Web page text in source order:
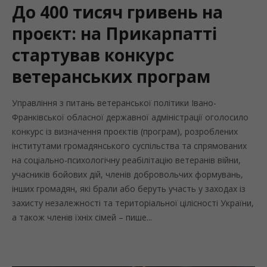
До 400 тисяч гривень на
проєкт: на Прикарпатті
стартував конкурс
ветеранських програм
Управління з питань ветеранської політики Івано-
Франківської обласної державної адміністрації оголосило
конкурс із визначення проєктів (програм), розроблених
інститутами громадянського суспільства та спрямованих
на соціально-психологічну реабілітацію ветеранів війни,
учасників бойових дій, членів добровольчих формувань,
інших громадян, які брали або беруть участь у заходах із
захисту незалежності та територіальної цілісності України,
а також членів їхніх сімей – пише...